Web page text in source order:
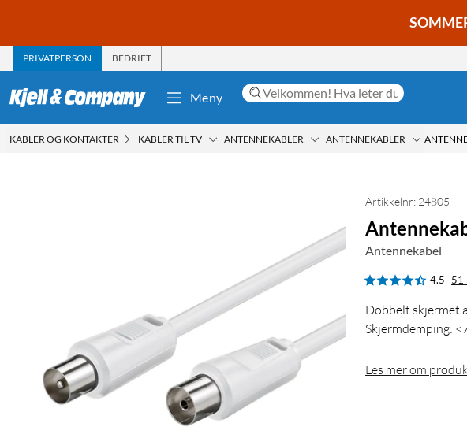
PRIVATPERSON BEDRIFT
Meny
KABLER OG KONTAKTER KABLER TIL TV ANTENNEKABLER ANTENNEKABLER
Artikkelnr: 24805
Antennekabel
4.5 51
Dobbelt skjermet
Skjermdemping:
Les mer om